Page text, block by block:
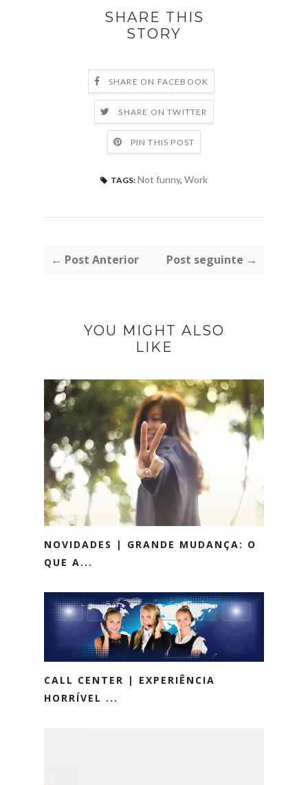
SHARE THIS
STORY
SHARE ON FACEBOOK
SHARE ON TWITTER
PIN THIS POST
TAGS: Not funny, Work
← Post Anterior Post seguinte →
YOU MIGHT ALSO
LIKE
NOVIDADES | GRANDE MUDANÇA: O
QUE A...
CALL CENTER | EXPERIÊNCIA
HORRÍVEL ...